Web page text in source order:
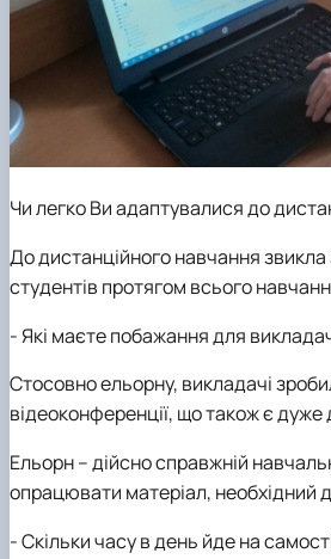
Чи легко Ви адаптувалися до
До дистанційного навчання
студентів протягом всього
- Які маєте побажання для
Стосовно ельорну, викладачі
відеоконференції, що також є дуже
Ельорн – дійсно справжній
опрацювати матеріал, необхідний
- Скільки часу в день йде на